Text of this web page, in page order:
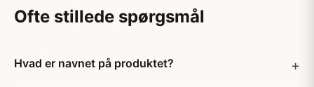
Ofte stillede spørgsmål
Hvad er navnet på produktet?